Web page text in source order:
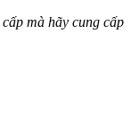
mà hãy cung cấp